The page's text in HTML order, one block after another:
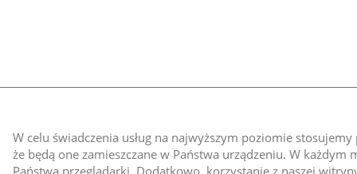
W celu świadczenia usług na najwyższym poziomie
że będą one zamieszczane w Państwa urządzeniu. W
Państwa przeglądarki. Dodatkowo, korzystanie z naszej